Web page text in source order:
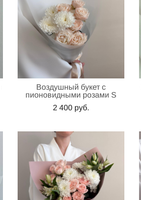
Воздушный букет с
пионовидными розами S
2 400 pуб.